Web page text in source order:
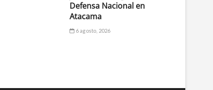
Defensa Nacional en
Atacama
6 agosto, 2026